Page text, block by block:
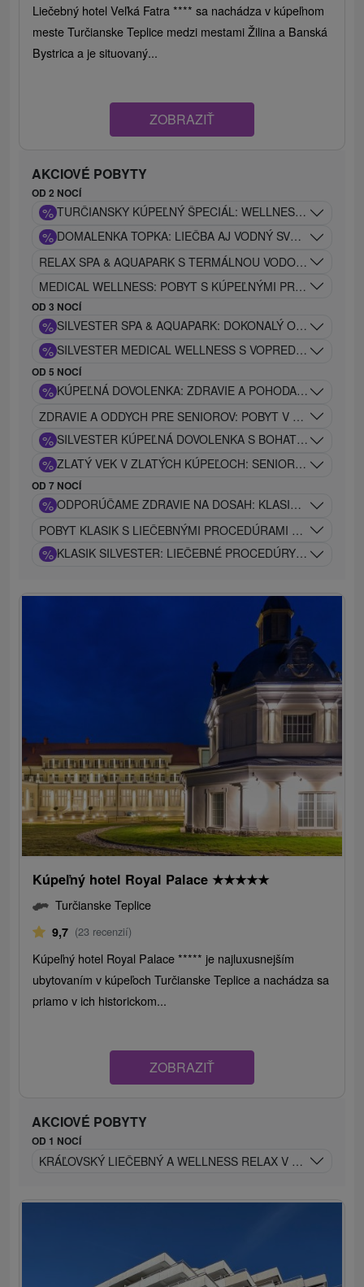
Liečebný hotel Veľká Fatra **** sa nachádza v kúpeľnom
meste Turčianske Teplice medzi mestami Žilina a Banská
Bystrica a je situovaný...
ZOBRAZIŤ
AKCIOVÉ POBYTY
OD 2 NOCÍ
% TURČIANSKY KÚPEĽNÝ ŠPECIÁL: WELLNESS, PIVO A
% DOMALENKA TOPKA: LIEČBA AJ VODNÝ SVET V
RELAX SPA & AQUAPARK S TERMÁLNOU VODOU:
MEDICAL WELLNESS: POBYT S KÚPEĽNÝMI
OD 3 NOCÍ
% SILVESTER SPA & AQUAPARK: DOKONALÝ ODDYCH,
% SILVESTER MEDICAL WELLNESS S VOPRED
OD 5 NOCÍ
% KÚPEĽNÁ DOVOLENKA: ZDRAVIE A POHODA PRE
ZDRAVIE A ODDYCH PRE SENIOROV: POBYT V SRDCI
% SILVESTER KÚPEĽNÁ DOVOLENKA S BOHATÝM
% ZLATÝ VEK V ZLATÝCH KÚPEĽOCH: SENIOR
OD 7 NOCÍ
% ODPORÚČAME ZDRAVIE NA DOSAH: KLASIK GOLD
POBYT KLASIK S LIEČEBNÝMI PROCEDÚRAMI A VSTUPOM
% KLASIK SILVESTER: LIEČEBNÉ PROCEDÚRY A VSTUP
Kúpeľný hotel Royal Palace ★★★★★
Turčianske Teplice
9,7 (23 recenzií)
Kúpeľný hotel Royal Palace ***** je najluxusnejším
ubytovaním v kúpeľoch Turčianske Teplice a nachádza sa
priamo v ich historickom...
ZOBRAZIŤ
AKCIOVÉ POBYTY
OD 1 NOCÍ
KRÁĽOVSKÝ LIEČEBNÝ A WELLNESS RELAX V ŠTÝLE ART